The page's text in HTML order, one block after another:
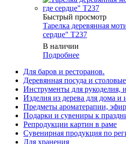
Быстрый просмотр
Тарелка деревянная
сердце" T237
В наличии
Подробнее
Для баров и ресторанов.
Деревянная посуда и
Инструменты для рукоделия,
Изделия из дерева для дома и
Предметы ароматерапии,
Подарки и сувениры к
Репродукции картин в раме
Сувенирная продукция по
Для хранения